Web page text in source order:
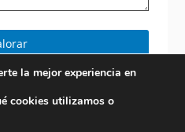
la mejor experiencia en
cookies utilizamos o